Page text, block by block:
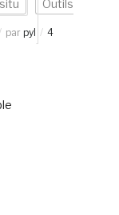
Outils
par pyl
4